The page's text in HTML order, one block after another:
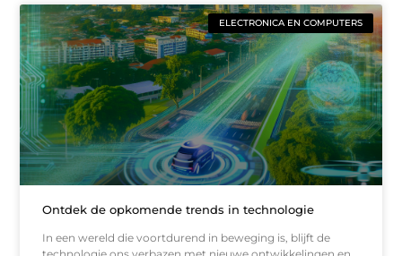
ELECTRONICA EN COMPUTERS
Ontdek de opkomende trends in technologie
In een wereld die voortdurend in beweging is, blijft de